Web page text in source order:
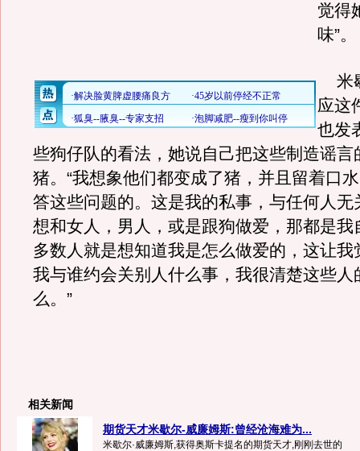
觉得
味”。
米
应这
也发
些狗仔队的看法，她说自己把这些制造谣言
猪。“我想象他们都变成了猪，并且留着口
答这些问题的。这是我的私事，与任何人无
想和女人，男人，或是跟狗做爱，那都是我
多数人就是想知道我是怎么做爱的，这让我
我与谁约会关别人什么事，我很清楚这些人
么。”
相关新闻
期货天才米歇尔-威廉姆斯:曾经沧海难为...
米歇尔·威廉姆斯,获得奥斯卡提名的期货天才,刚刚去世的